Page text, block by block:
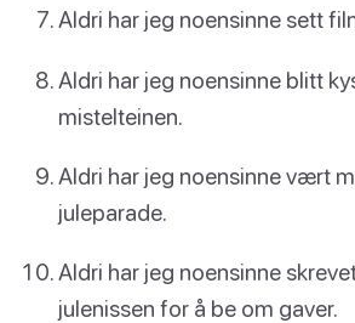
Aldri har jeg noensinne sett
Aldri har jeg noensinne blitt
mistelteinen.
Aldri har jeg noensinne vært
juleparade.
Aldri har jeg noensinne
julenissen for å be om gaver.